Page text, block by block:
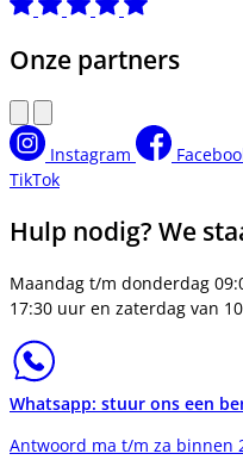
Onze partners
Instagram
TikTok
Hulp nodig? We
Maandag t/m donderdag
17:30 uur en zaterdag van
Whatsapp: stuur ons een
Antwoord ma t/m za binnen